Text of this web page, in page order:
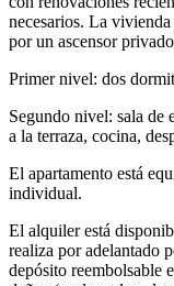
necesarios. La
por un ascensor
Primer nivel: dos
Segundo nivel: sala de
a la terraza, cocina,
El apartamento está
individual.
El alquiler está
realiza por adelantado
depósito reembolsable